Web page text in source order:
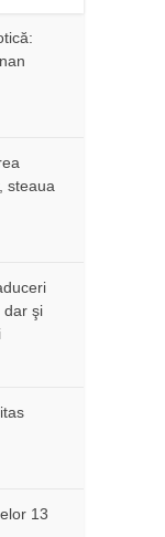
steaua
dar şi
13